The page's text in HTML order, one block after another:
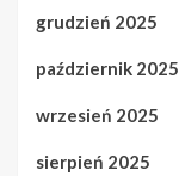
grudzień 2025
październik 2025
wrzesień 2025
sierpień 2025